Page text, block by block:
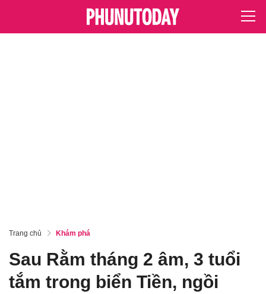
Trang chủ Khám phá
Sau Rằm tháng 2 âm, 3 tuổi
tắm trong biển Tiền, ngồi